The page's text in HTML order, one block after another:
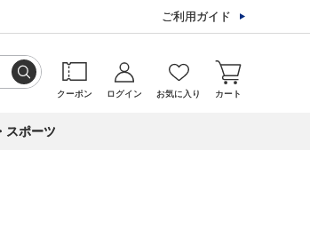
ご利用ガイド
クーポン ログイン お気に入り カート
スポーツ